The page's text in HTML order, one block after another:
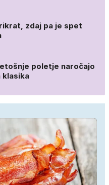
zdaj pa je spet
poletje naročajo
klasika